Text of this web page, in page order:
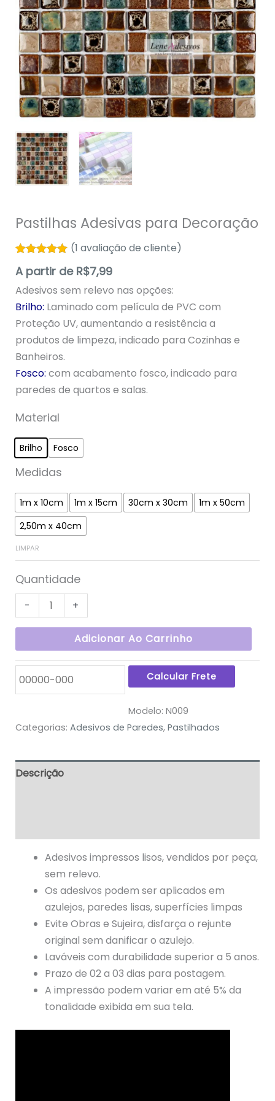
Pastilhas Adesivas para Decoração
como5.00 de
baseado em
avaliação de
cliente
(1 avaliação de cliente)
A partir de R$7,99
Adesivos sem relevo nas opções:
Brilho: Laminado com película de PVC com
Proteção UV, aumentando a resistência a
produtos de limpeza, indicado para Cozinhas e
Banheiros.
Fosco: com acabamento fosco, indicado para
paredes de quartos e salas.
Material
Brilho Fosco
Medidas
1m x 10cm 1m x 15cm 30cm x 30cm
1m x 50cm
2,50m x 40cm
LIMPAR
Quantidade
- +
Adicionar Ao Carrinho
Modelo:N009
Categorias: Adesivos de Paredes, Pastilhados
Descrição
Adesivos impressos lisos, vendidos por peça,
sem relevo.
Os adesivos podem ser aplicados em
azulejos, paredes lisas, superfícies limpas
Evite Obras e Sujeira, disfarça o rejunte
original sem danificar o azulejo.
Laváveis com durabilidade superior a 5 anos.
Prazo de 02 a 03 dias para postagem.
A impressão podem variar em até 5% da
tonalidade exibida em sua tela.